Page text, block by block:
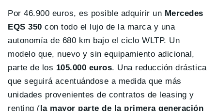
Por 46.900 euros, es posible adquirir un Mercedes
EQS 350 con todo el lujo de la marca y una
autonomía de 680 km bajo el ciclo WLTP. Un
modelo que, nuevo y sin equipamiento adicional,
parte de los 105.000 euros. Una reducción drástica
que seguirá acentuándose a medida que más
unidades provenientes de contratos de leasing y
renting (la mayor parte de la primera generación